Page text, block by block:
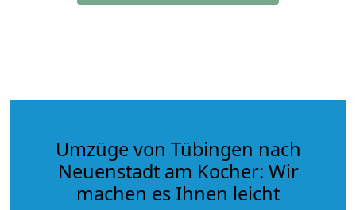
Umzüge von Tübingen nach
Neuenstadt am Kocher: Wir
machen es Ihnen leicht